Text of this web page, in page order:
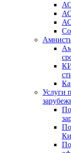
Услуги